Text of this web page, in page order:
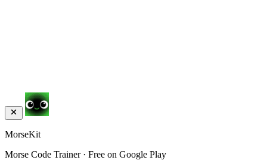
MorseKit
Morse Code Trainer · Free on Google Play